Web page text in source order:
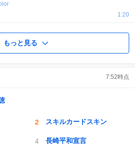
1:20
もっと見る
7:52時点
スキルカードスキン
長崎平和宣言